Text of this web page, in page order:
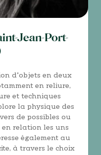
Jean-Port-
d’objets en deux
en reliure,
et techniques
la physique des
de possibles ou
en relation les uns
également au
à travers le choix